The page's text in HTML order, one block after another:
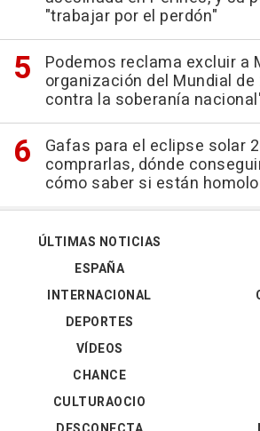
"trabajar por el perdón"
Podemos reclama excluir a
organización del Mundial
contra la soberanía
Gafas para el eclipse solar
comprarlas, dónde
cómo saber si están
ÚLTIMAS NOTICIAS
ESPAÑA
INTERNACIONAL
DEPORTES
VÍDEOS
CHANCE
CULTURAOCIO